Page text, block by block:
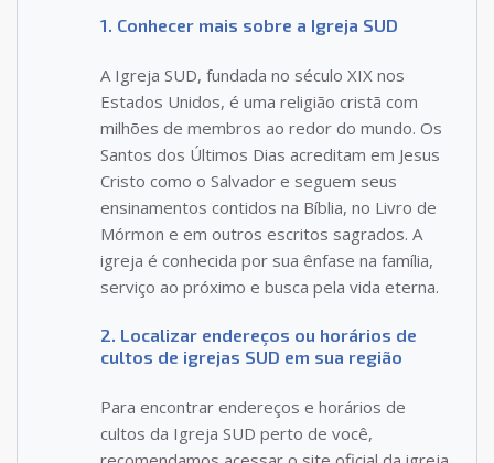
1. Conhecer mais sobre a Igreja SUD
A Igreja SUD, fundada no século XIX nos
Estados Unidos, é uma religião cristã com
milhões de membros ao redor do mundo. Os
Santos dos Últimos Dias acreditam em Jesus
Cristo como o Salvador e seguem seus
ensinamentos contidos na Bíblia, no Livro de
Mórmon e em outros escritos sagrados. A
igreja é conhecida por sua ênfase na família,
serviço ao próximo e busca pela vida eterna.
2. Localizar endereços ou horários de
cultos de igrejas SUD em sua região
Para encontrar endereços e horários de
cultos da Igreja SUD perto de você,